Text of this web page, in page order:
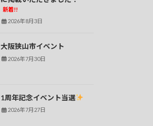
新着!!
2026年8月3日
大阪狭山市イベント
2026年7月30日
1周年記念イベント当選
2026年7月27日